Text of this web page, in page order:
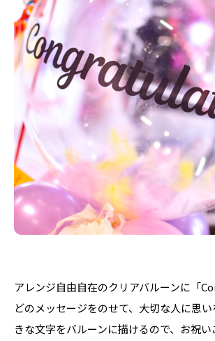
アレンジ自由自在のクリアバルーンに「
どのメッセージをのせて、大切な人に思
きな文字をバルーンに描けるので、お祝